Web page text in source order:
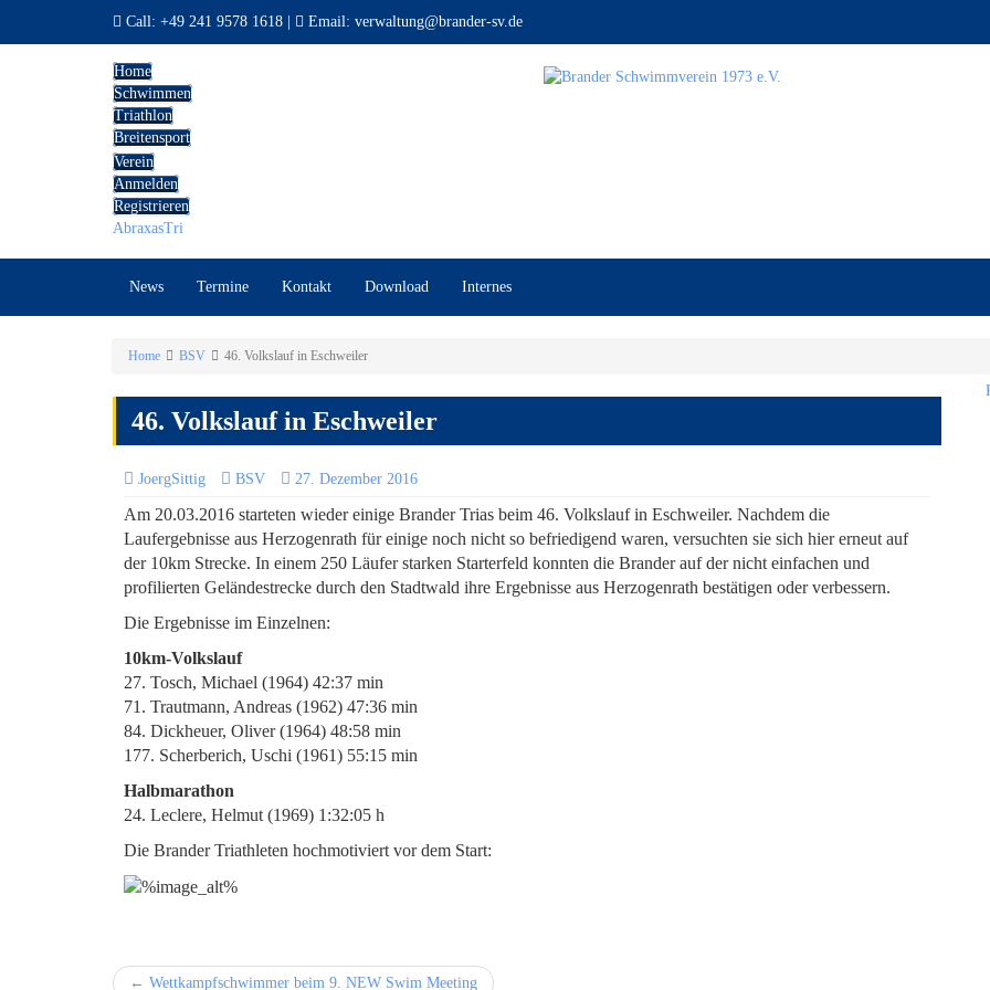
Call: +49 241 9578 1618 Email: verwaltung@brander-sv.de
Home
Schwimmen
Triathlon
Breitensport
Verein
Anmelden
Registrieren
AbraxasTri
News Termine Kontakt Download Internes
Home BSV 46. Volkslauf in Eschweiler
46. Volkslauf in Eschweiler
JoergSittig BSV 27. Dezember 2016
Am 20.03.2016 starteten wieder einige Brander Trias beim 46. Volkslauf in Eschweiler. Nachdem die
Laufergebnisse aus Herzogenrath für einige noch nicht so befriedigend waren, versuchten sie sich hier erneut auf
der 10km Strecke. In einem 250 Läufer starken Starterfeld konnten die Brander auf der nicht einfachen und
profilierten Geländestrecke durch den Stadtwald ihre Ergebnisse aus Herzogenrath bestätigen oder verbessern.
Die Ergebnisse im Einzelnen:
10km-Volkslauf
27. Tosch, Michael (1964) 42:37 min
71. Trautmann, Andreas (1962) 47:36 min
84. Dickheuer, Oliver (1964) 48:58 min
177. Scherberich, Uschi (1961) 55:15 min
Halbmarathon
24. Leclere, Helmut (1969) 1:32:05 h
Die Brander Triathleten hochmotiviert vor dem Start:
← Wettkampfschwimmer beim 9. NEW Swim Meeting